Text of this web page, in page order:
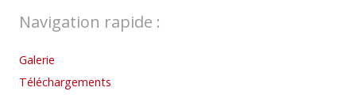
Navigation rapide :
Galerie
Téléchargements